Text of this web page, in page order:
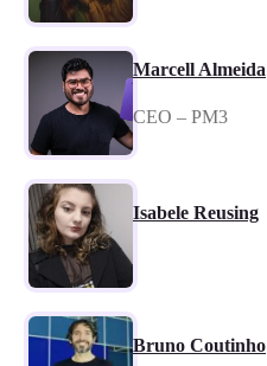
Marcell Almeida
CEO – PM3
Isabele Reusing
Bruno Coutinho